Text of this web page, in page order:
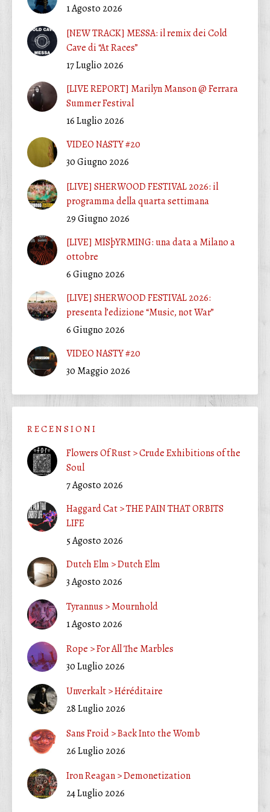
1 Agosto 2026
[NEW TRACK] MESSA: il remix dei Cold
Cave di “At Races”
17 Luglio 2026
[LIVE REPORT] Marilyn Manson @ Ferrara
Summer Festival
16 Luglio 2026
VIDEO NASTY #20
30 Giugno 2026
[LIVE] SHERWOOD FESTIVAL 2026: il
programma della quarta settimana
29 Giugno 2026
[LIVE] MISþYRMING: una data a Milano a
ottobre
6 Giugno 2026
[LIVE] SHERWOOD FESTIVAL 2026:
presenta l’edizione “Music, not War”
6 Giugno 2026
VIDEO NASTY #20
30 Maggio 2026
R E C E N S I O N I
Flowers Of Rust > Crude Exhibitions of the
Soul
7 Agosto 2026
Haggard Cat > THE PAIN THAT ORBITS
LIFE
5 Agosto 2026
Dutch Elm > Dutch Elm
3 Agosto 2026
Tyrannus > Mournhold
1 Agosto 2026
Rope > For All The Marbles
30 Luglio 2026
Unverkalt > Héréditaire
28 Luglio 2026
Sans Froid > Back Into the Womb
26 Luglio 2026
Iron Reagan > Demonetization
24 Luglio 2026